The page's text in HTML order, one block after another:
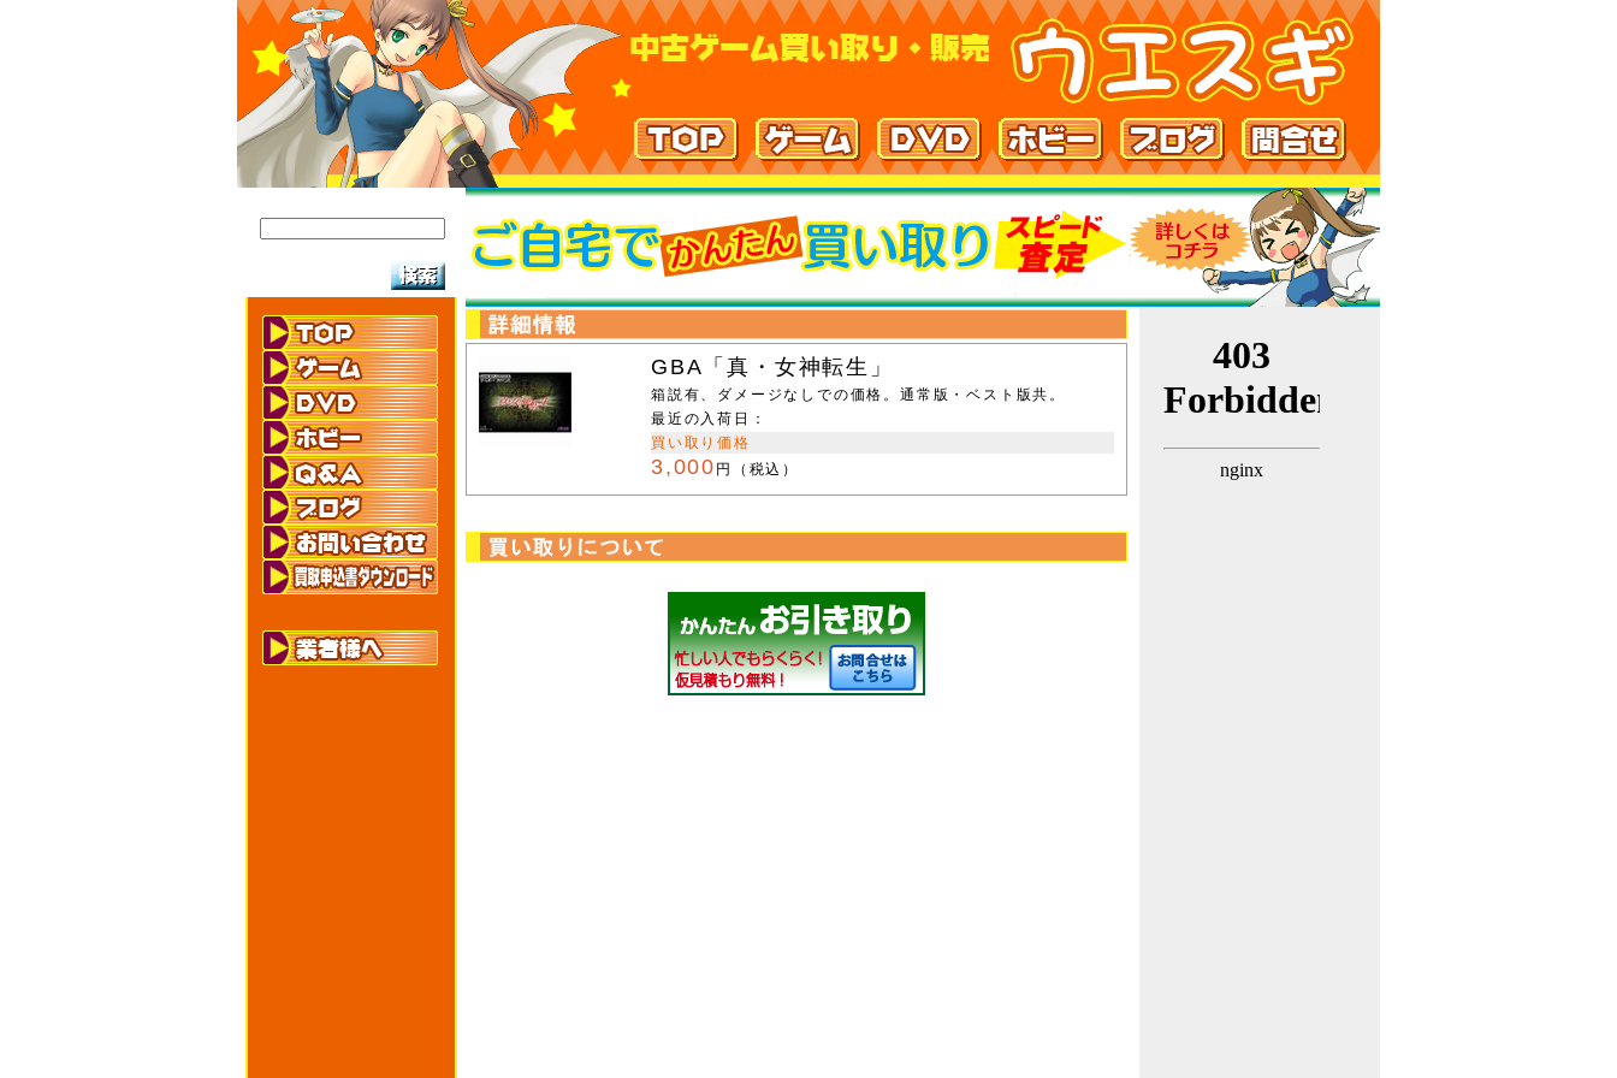
GBA「真・女神転生」
箱説有、ダメージなしでの価格。通常版・ベスト版共。
最近の入荷日：
買い取り価格
3,000 円（税込）